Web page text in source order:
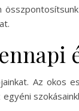
Az